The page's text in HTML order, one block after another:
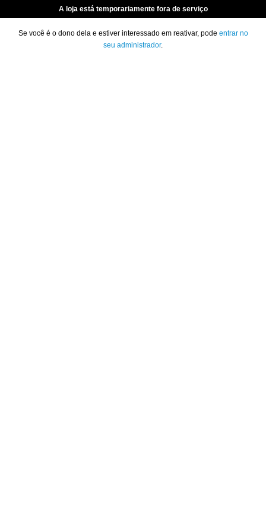
A loja está temporariamente fora de serviço
Se você é o dono dela e estiver interessado em reativar, pode entrar no
seu administrador.